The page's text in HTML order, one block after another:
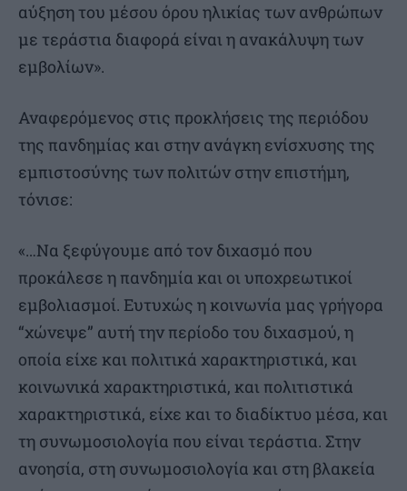
αύξηση του μέσου όρου ηλικίας των ανθρώπων
με τεράστια διαφορά είναι η ανακάλυψη των
εμβολίων».
Αναφερόμενος στις προκλήσεις της περιόδου
της πανδημίας και στην ανάγκη ενίσχυσης της
εμπιστοσύνης των πολιτών στην επιστήμη,
τόνισε:
«…Να ξεφύγουμε από τον διχασμό που
προκάλεσε η πανδημία και οι υποχρεωτικοί
εμβολιασμοί. Ευτυχώς η κοινωνία μας γρήγορα
“χώνεψε” αυτή την περίοδο του διχασμού, η
οποία είχε και πολιτικά χαρακτηριστικά, και
κοινωνικά χαρακτηριστικά, και πολιτιστικά
χαρακτηριστικά, είχε και το διαδίκτυο μέσα, και
τη συνωμοσιολογία που είναι τεράστια. Στην
ανοησία, στη συνωμοσιολογία και στη βλακεία